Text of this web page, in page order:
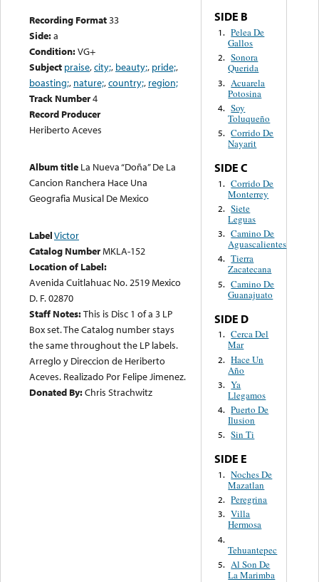
Recording Format33
Side:a
Condition:VG+
Subject praise,city;, beauty;, pride;,
boasting;, nature;,country;, region;
Track Number4
Record Producer
Heriberto Aceves
Album title La Nueva “Doña” De La
Cancion Ranchera Hace Una
Geografia Musical De Mexico
LabelVictor
Catalog NumberMKLA-152
Location of Label:
Avenida Cuitlahuac No. 2519 Mexico
D. F. 02870
Staff Notes:This is Disc 1 of a 3 LP
Box set. The Catalog number stays
the same throughout the LP labels.
Arreglo y Direccion de Heriberto
Aceves. Realizado Por Felipe Jimenez.
Donated By:Chris Strachwitz
SIDE B
1. Pelea De
Gallos
2. Sonora
Querida
3. Acuarela
Potosina
4. Soy
Toluqueño
5. Corrido De
Nayarit
SIDE C
1. Corrido De
Monterrey
2. Siete
Leguas
3. Camino De
Aguascalientes
4. Tierra
Zacatecana
5. Camino De
Guanajuato
SIDE D
1. Cerca Del
Mar
2. Hace Un
Año
3. Ya
Llegamos
4. Puerto De
Ilusion
5. Sin Ti
SIDE E
1. Noches De
Mazatlan
2. Peregrina
3. Villa
Hermosa
4.
Tehuantepec
5. Al Son De
La Marimba